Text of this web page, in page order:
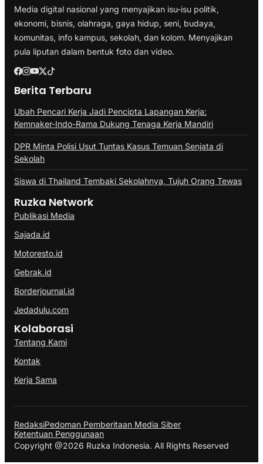
Media digital nasional yang menyajikan isu-isu politik,
ekonomi, bisnis, olahraga, gaya hidup, seni, budaya,
komunitas, info kampus, sekolah, dan kolom. Menyajikan
pula liputan dalam bentuk foto dan video.
Berita Terbaru
Ubah Pencari Kerja Jadi Pencipta Lapangan Kerja:
Kemnaker-Indo-Rama Dukung Tenaga Kerja Mandiri
DPR Minta Polisi Usut Tuntas Kasus Temuan Senjata di
Sekolah
Siswa di Thailand Tembaki Sekolahnya, Tujuh Orang Tewas
Ruzka Network
Publikasi Media
Sajada.id
Motoresto.id
Gebrak.id
Borderjournal.id
Jedadulu.com
Kolaborasi
Tentang Kami
Kontak
Kerja Sama
RedaksiPedoman Pemberitaan Media Siber
Ketentuan Penggunaan
Copyright @2026 Ruzka Indonesia. All Rights Reserved